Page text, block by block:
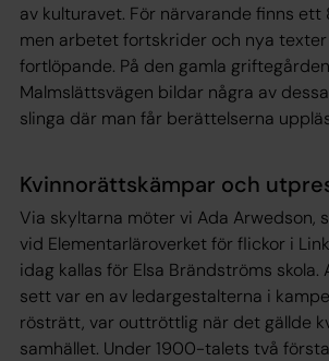
av kulturavet. För närvarande finns
men arbetet fortskrider och nya
fortlöpande. På den gamla
Malmslättsvägen bildar några av
slinga där man får berättelserna
Kvinnorättskämpar och
Via skyltarna möter vi Ada Arwedson,
vid Elementarläroverket för flickor i
idag kallas för Elsa Brändströms skola.
sett var en av ledargestalterna i
rösträtt, var outtröttlig när det gällde
samhället. Under 1900-talets två